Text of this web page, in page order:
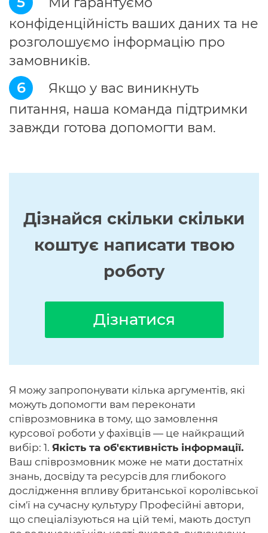
конфіденційність ваших даних та не
розголошуємо інформацію про
замовників.
6
Якщо у вас виникнуть
питання, наша команда підтримки
завжди готова допомогти вам.
Дізнайся скільки скільки
коштує написати твою
роботу
Дізнатися
Я можу запропонувати кілька аргументів, які
можуть допомогти вам переконати
співрозмовника в тому, що замовлення
курсової роботи у фахівців — це найкращий
вибір: 1. Якість та об'єктивність інформації.
Ваш співрозмовник може не мати достатніх
знань, досвіду та ресурсів для глибокого
дослідження впливу британської королівської
сім'ї на сучасну культуру Професійні автори,
що спеціалізуються на цій темі, мають доступ